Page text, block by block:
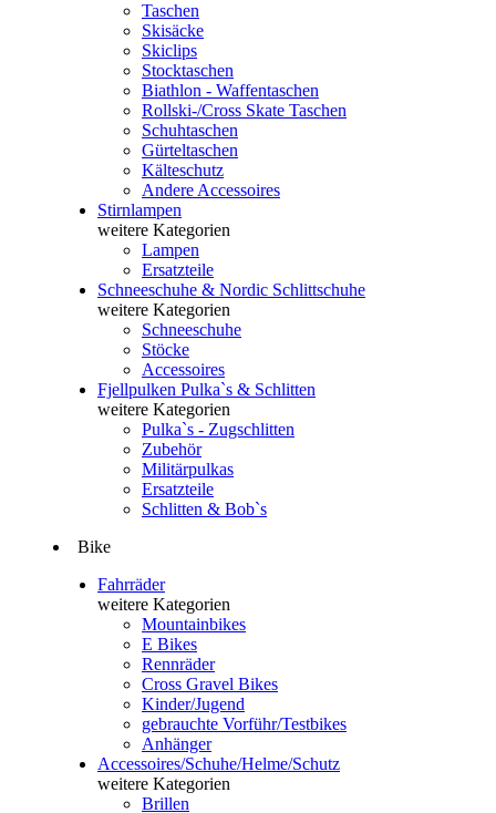
Taschen
Skisäcke
Skiclips
Stocktaschen
Biathlon - Waffentaschen
Rollski-/Cross Skate Taschen
Schuhtaschen
Gürteltaschen
Kälteschutz
Andere Accessoires
Stirnlampen
weitere Kategorien
Lampen
Ersatzteile
Schneeschuhe & Nordic Schlittschuhe
weitere Kategorien
Schneeschuhe
Stöcke
Accessoires
Fjellpulken Pulka`s & Schlitten
weitere Kategorien
Pulka`s - Zugschlitten
Zubehör
Militärpulkas
Ersatzteile
Schlitten & Bob`s
Bike
Fahrräder
weitere Kategorien
Mountainbikes
E Bikes
Rennräder
Cross Gravel Bikes
Kinder/Jugend
gebrauchte Vorführ/Testbikes
Anhänger
Accessoires/Schuhe/Helme/Schutz
weitere Kategorien
Brillen